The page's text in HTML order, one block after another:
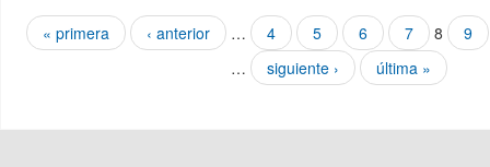
Páginas
« primera ‹ anterior … 4 5 6 7 8
9
…
siguiente › última »